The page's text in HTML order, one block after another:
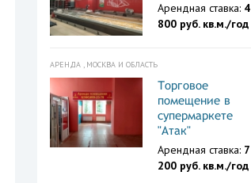
Арендная ставка: 4
800 руб. кв.м./год
АРЕНДА , МОСКВА И ОБЛАСТЬ
Торговое
помещение в
супермаркете
"Атак"
Арендная ставка: 7
200 руб. кв.м./год